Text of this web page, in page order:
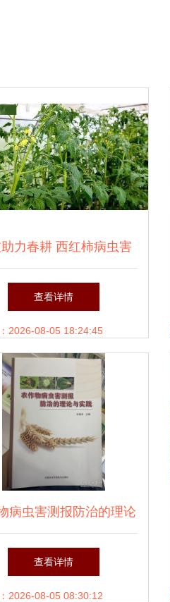
力春耕 西红柿病虫害
与农业健康守护行动
查看详情
2026-08-05 18:24:45
病虫害测报防治的理论
与实践
查看详情
2026-08-05 08:30:12